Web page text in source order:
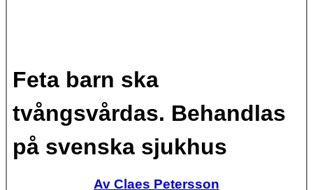
Feta barn ska
tvångsvårdas. Behandlas
på svenska sjukhus
Av Claes Petersson